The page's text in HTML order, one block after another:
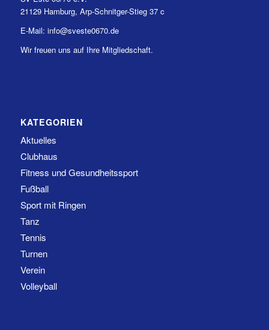
21129 Hamburg, Arp-Schnitger-Stieg 37 c
E-Mail: info@sveste0670.de
Wir freuen uns auf Ihre Mitgliedschaft.
KATEGORIEN
Aktuelles
Clubhaus
Fitness und Gesundheitssport
Fußball
Sport mit Ringen
Tanz
Tennis
Turnen
Verein
Volleyball